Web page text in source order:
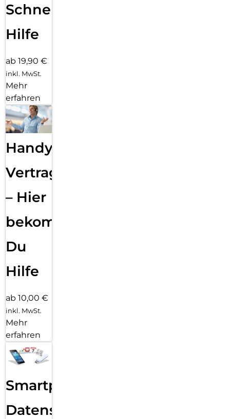
Schnelle
Hilfe
ab 19,90 €
inkl. MwSt.
Mehr
erfahren
Handy
Vertragsabwicklung
– Hier
bekommst
Du
Hilfe
ab 10,00 €
inkl. MwSt.
Mehr
erfahren
Smartphone
Datensicherung